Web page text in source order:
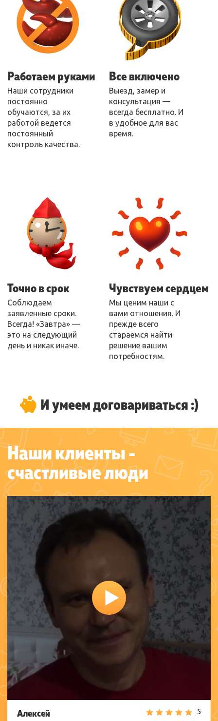
Работаем руками
Наши сотрудники
постоянно
обучаются, за их
работой ведется
постоянный
контроль качества.
Все включено
Выезд, замер и
консультация —
всегда бесплатно. И
в удобное для вас
время.
Точно в срок
Соблюдаем
заявленные сроки.
Всегда! «Завтра» —
это на следующий
день и никак иначе.
Чувствуем сердцем
Мы ценим наши с
вами отношения. И
прежде всего
стараемся найти
решение вашим
потребностям.
И умеем договариваться :)
Наши клиенты -
счастливые люди
Алексей 5